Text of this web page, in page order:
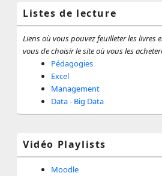
Listes de lecture
Liens où vous pouvez feuilleter les livres
vous de choisir le site où vous les
Pédagogies
Excel
Management
Data - Big Data
Vidéo Playlists
Moodle